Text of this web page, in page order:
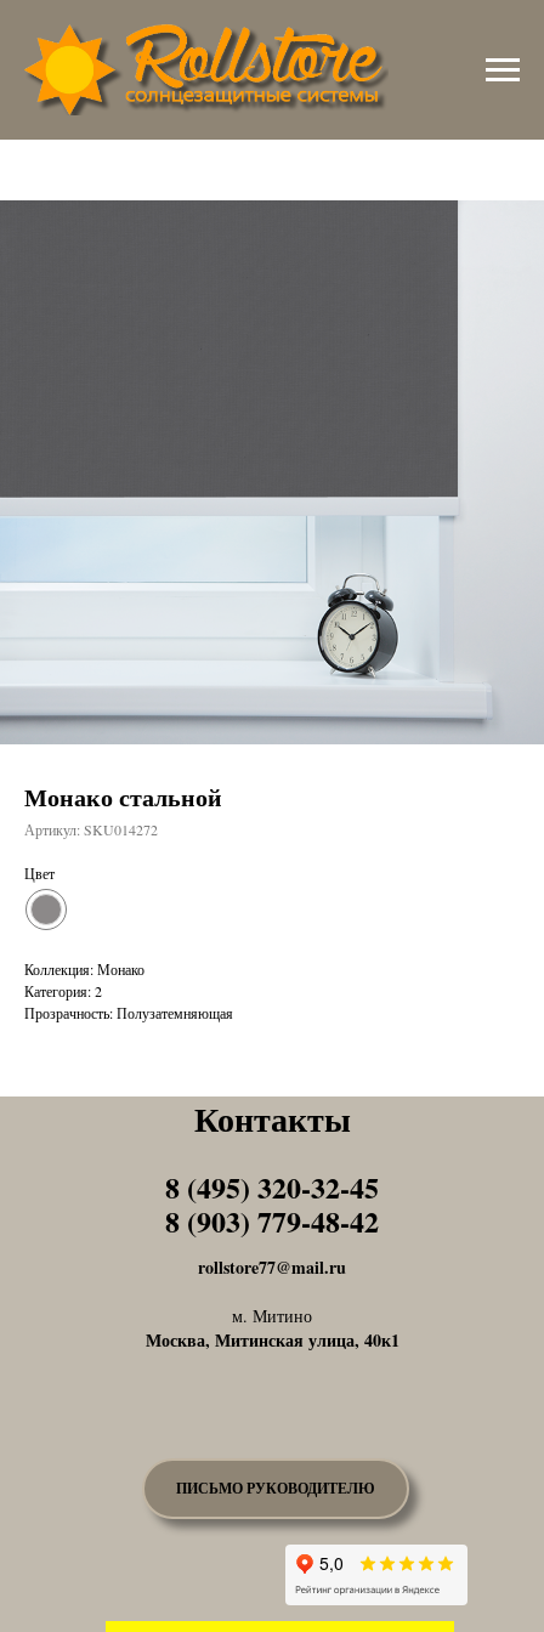
Монако стальной
Артикул: SKU014272
Цвет
Коллекция: Монако
Категория: 2
Прозрачность: Полузатемняющая
Контакты
rollstore77@mail.ru
м. Митино
Москва, Митинская улица, 40к1
8 (495) 320-32-45
8 (903) 779-48-42
Tel1
Tel1
ПИСЬМО РУКОВОДИТЕЛЮ